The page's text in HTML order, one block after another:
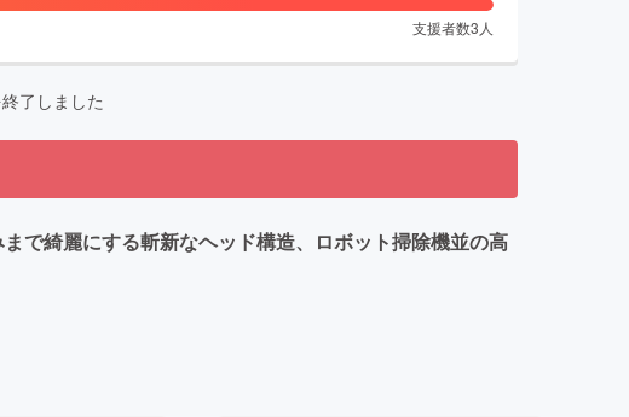
支援者数3 人
了しました
で綺麗にする斬新なヘッド構造、ロボット掃除機並の高